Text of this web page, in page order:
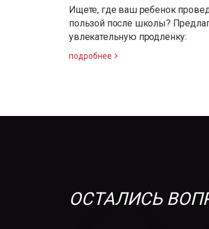
Ищете, где ваш ребенок
пользой после школы?
увлекательную продленку:
подробнее
ОСТАЛИСЬ